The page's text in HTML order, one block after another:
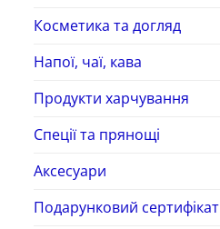
Косметика та догляд
Напої, чаї, кава
Продукти харчування
Спеції та прянощі
Аксесуари
Подарунковий сертифікат